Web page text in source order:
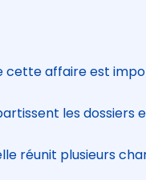
cette affaire est
les dossiers
réunit plusieurs